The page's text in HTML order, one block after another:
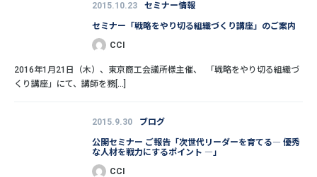
2015.10.23 セミナー情報
セミナー「戦略をやり切る組織づくり講座」のご案内
CCI
2016年1月21日（木）、東京商工会議所様主催、 「戦略をやり切る組織づ
くり講座」にて、講師を務[...]
2015.9.30 ブログ
公開セミナー ご報告「次世代リーダーを育てる― 優秀
な人材を戦力にするポイント ―」
CCI